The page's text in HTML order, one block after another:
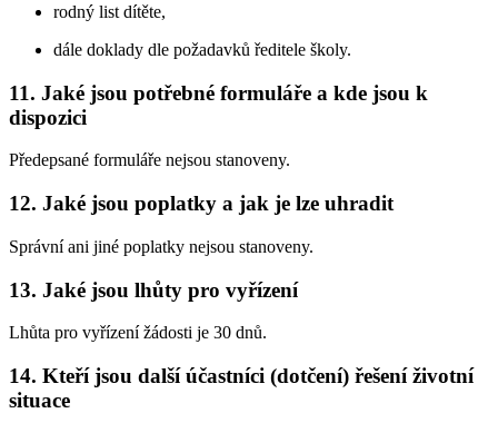
rodný list dítěte,
dále doklady dle požadavků ředitele školy.
11. Jaké jsou potřebné formuláře a kde jsou k
dispozici
Předepsané formuláře nejsou stanoveny.
12. Jaké jsou poplatky a jak je lze uhradit
Správní ani jiné poplatky nejsou stanoveny.
13. Jaké jsou lhůty pro vyřízení
Lhůta pro vyřízení žádosti je 30 dnů.
14. Kteří jsou další účastníci (dotčení) řešení životní
situace